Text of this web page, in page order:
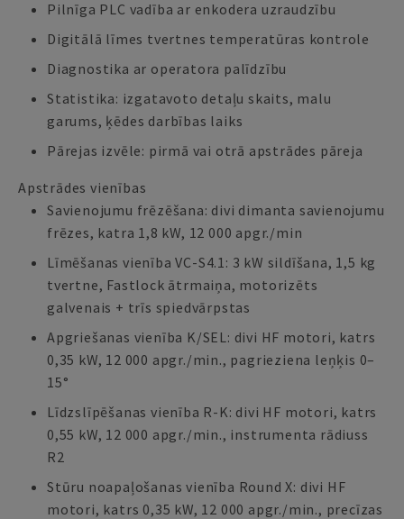
Pilnīga PLC vadība ar enkodera uzraudzību
Digitālā līmes tvertnes temperatūras kontrole
Diagnostika ar operatora palīdzību
Statistika: izgatavoto detaļu skaits, malu
garums, ķēdes darbības laiks
Pārejas izvēle: pirmā vai otrā apstrādes pāreja
Apstrādes vienības
Savienojumu frēzēšana: divi dimanta savienojumu
frēzes, katra 1,8 kW, 12 000 apgr./min
Līmēšanas vienība VC-S4.1: 3 kW sildīšana, 1,5 kg
tvertne, Fastlock ātrmaiņa, motorizēts
galvenais + trīs spiedvārpstas
Apgriešanas vienība K/SEL: divi HF motori, katrs
0,35 kW, 12 000 apgr./min., pagrieziena leņķis 0–
15°
Līdzslīpēšanas vienība R-K: divi HF motori, katrs
0,55 kW, 12 000 apgr./min., instrumenta rādiuss
R2
Stūru noapaļošanas vienība Round X: divi HF
motori, katrs 0,35 kW, 12 000 apgr./min., precīzas